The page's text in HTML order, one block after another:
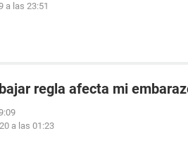
a las 23:51
regla afecta mi
a las 01:23